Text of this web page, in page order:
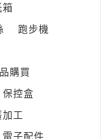
箱
跑步機
購買
保控盒
工
電子配件